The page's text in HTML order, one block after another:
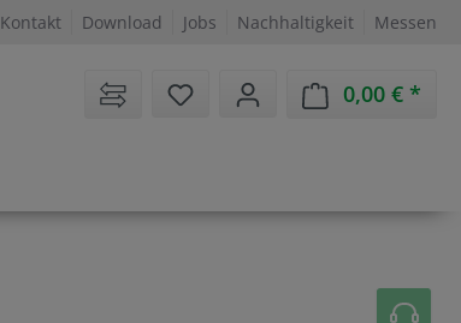
Kontakt Download Jobs Nachhaltigkeit Messen
Sie haben 0 Artikel auf dem
0,00 €